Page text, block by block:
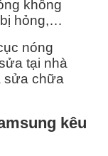
không
bị hỏng,…
nóng
tại nhà
sửa chữa
kêu